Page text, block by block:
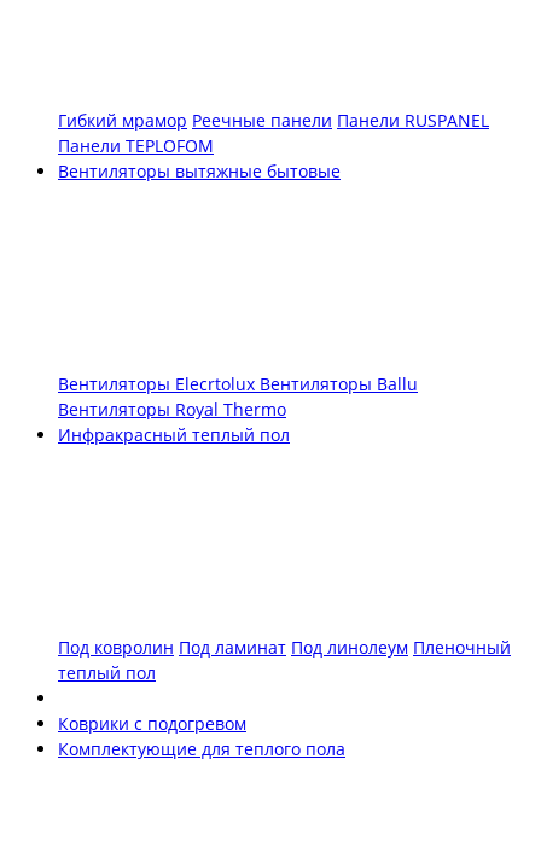
Гибкий мрамор Реечные панели Панели RUSPANEL
Панели TEPLOFOM
Вентиляторы вытяжные бытовые
Вентиляторы Elecrtolux Вентиляторы Ballu
Вентиляторы Royal Thermo
Инфракрасный теплый пол
Под ковролин Под ламинат Под линолеум Пленочный
теплый пол
Коврики с подогревом
Комплектующие для теплого пола